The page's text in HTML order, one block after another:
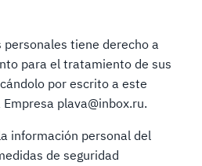
tiene derecho a
para el tratamiento de sus
por escrito a este
plava@inbox.ru.
información personal del
de seguridad